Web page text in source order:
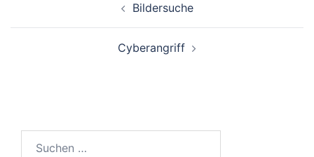
Bildersuche
Cyberangriff